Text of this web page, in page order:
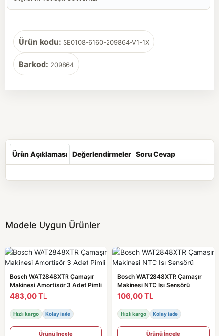
Ürün kodu: SE0108-6160-209864-V1-1X
Barkod: 209864
Ürün Açıklaması Değerlendirmeler Soru Cevap
Modele Uygun Ürünler
Bosch WAT2848XTR Çamaşır
Makinesi Amortisör 3 Adet Pimli
483,00 TL
Hızlı kargo Kolay iade
Ürünü İncele
Bosch WAT2848XTR Çamaşır
Makinesi NTC Isı Sensörü
106,00 TL
Hızlı kargo Kolay iade
Ürünü İncele